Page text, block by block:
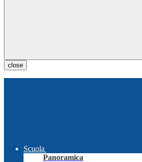
close
Scuola
Panoramica